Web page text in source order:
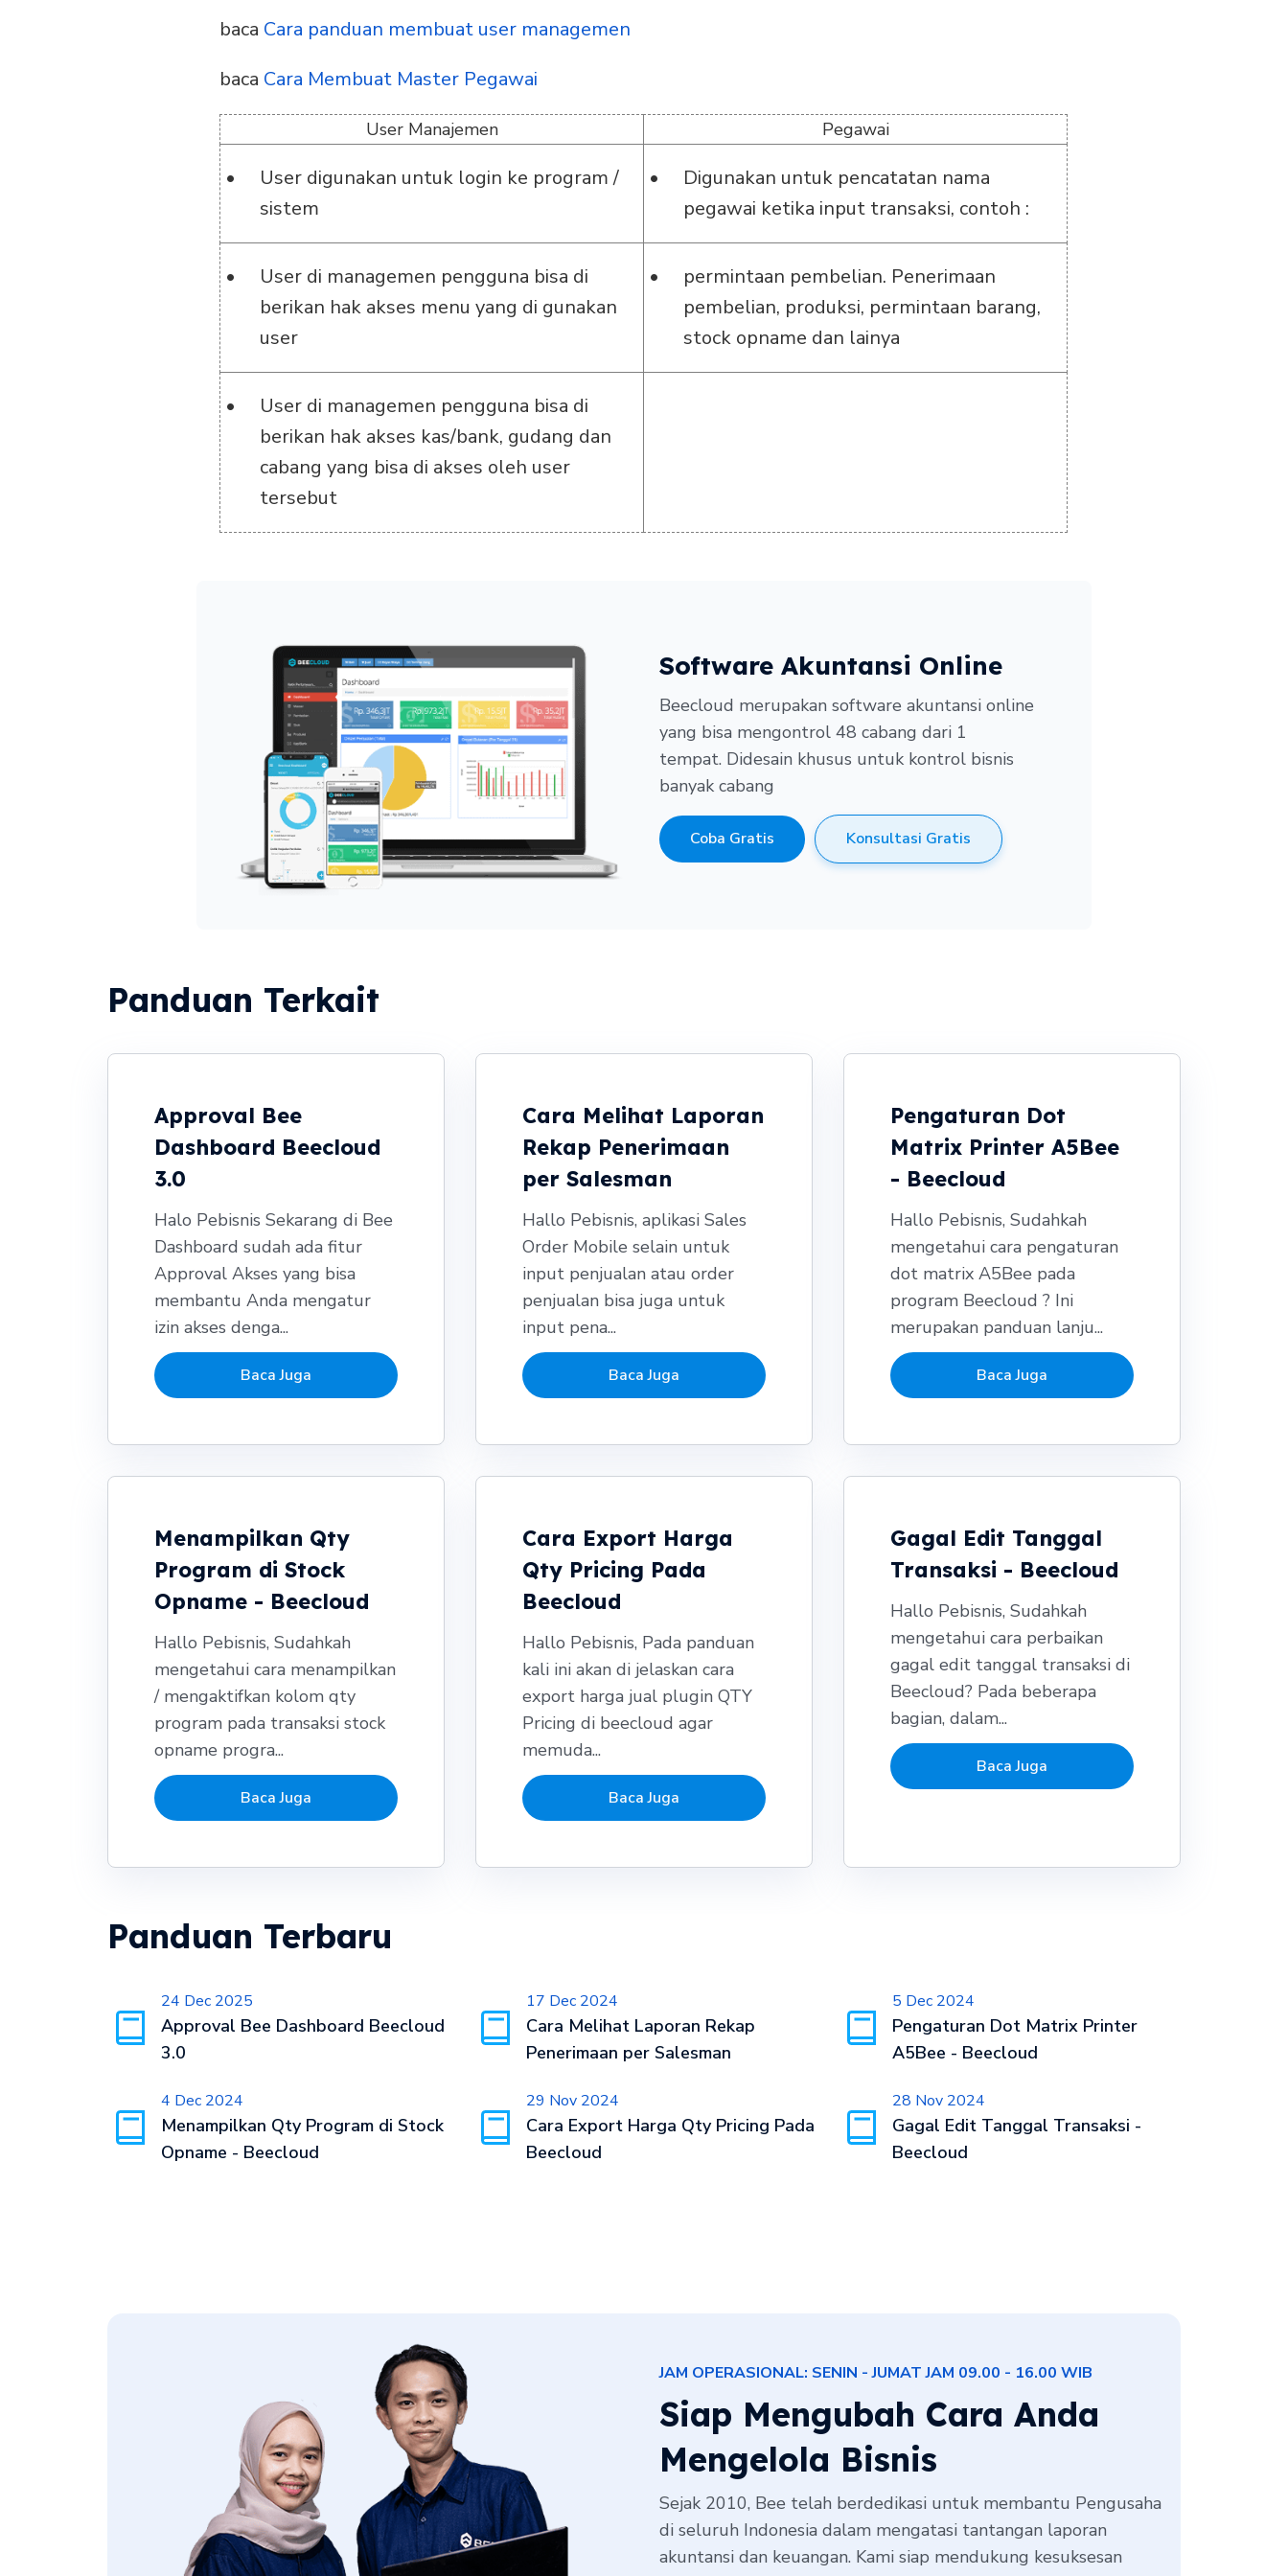
baca Cara panduan membuat user managemen
baca Cara Membuat Master Pegawai
User Manajemen Pegawai
User digunakan untuk login ke program /
sistem
Digunakan untuk pencatatan nama
pegawai ketika input transaksi, contoh :
User di managemen pengguna bisa di
berikan hak akses menu yang di gunakan
user
permintaan pembelian. Penerimaan
pembelian, produksi, permintaan barang,
stock opname dan lainya
User di managemen pengguna bisa di
berikan hak akses kas/bank, gudang dan
cabang yang bisa di akses oleh user
tersebut
Software Akuntansi Online
Beecloud merupakan software akuntansi online
yang bisa mengontrol 48 cabang dari 1
tempat. Didesain khusus untuk kontrol bisnis
banyak cabang
Coba Gratis Konsultasi Gratis
Panduan Terkait
Approval Bee
Dashboard Beecloud
3.0
Halo Pebisnis Sekarang di Bee
Dashboard sudah ada fitur
Approval Akses yang bisa
membantu Anda mengatur
izin akses denga...
Baca Juga
Cara Melihat Laporan
Rekap Penerimaan
per Salesman
Hallo Pebisnis, aplikasi Sales
Order Mobile selain untuk
input penjualan atau order
penjualan bisa juga untuk
input pena...
Baca Juga
Pengaturan Dot
Matrix Printer A5Bee
- Beecloud
Hallo Pebisnis, Sudahkah
mengetahui cara pengaturan
dot matrix A5Bee pada
program Beecloud ? Ini
merupakan panduan lanju...
Baca Juga
Menampilkan Qty
Program di Stock
Opname - Beecloud
Hallo Pebisnis, Sudahkah
mengetahui cara menampilkan
/ mengaktifkan kolom qty
program pada transaksi stock
opname progra...
Baca Juga
Cara Export Harga
Qty Pricing Pada
Beecloud
Hallo Pebisnis, Pada panduan
kali ini akan di jelaskan cara
export harga jual plugin QTY
Pricing di beecloud agar
memuda...
Baca Juga
Gagal Edit Tanggal
Transaksi - Beecloud
Hallo Pebisnis, Sudahkah
mengetahui cara perbaikan
gagal edit tanggal transaksi di
Beecloud? Pada beberapa
bagian, dalam...
Baca Juga
Panduan Terbaru
24 Dec 2025
Approval Bee Dashboard Beecloud
3.0
17 Dec 2024
Cara Melihat Laporan Rekap
Penerimaan per Salesman
5 Dec 2024
Pengaturan Dot Matrix Printer
A5Bee - Beecloud
4 Dec 2024
Menampilkan Qty Program di Stock
Opname - Beecloud
29 Nov 2024
Cara Export Harga Qty Pricing Pada
Beecloud
28 Nov 2024
Gagal Edit Tanggal Transaksi -
Beecloud
JAM OPERASIONAL: SENIN - JUMAT JAM 09.00 - 16.00 WIB
Siap Mengubah Cara Anda
Mengelola Bisnis
Sejak 2010, Bee telah berdedikasi untuk membantu Pengusaha
di seluruh Indonesia dalam mengatasi tantangan laporan
akuntansi dan keuangan. Kami siap mendukung kesuksesan